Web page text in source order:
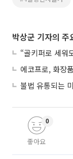
박상군 기자의 주
불법 유통되는
좋아요
0